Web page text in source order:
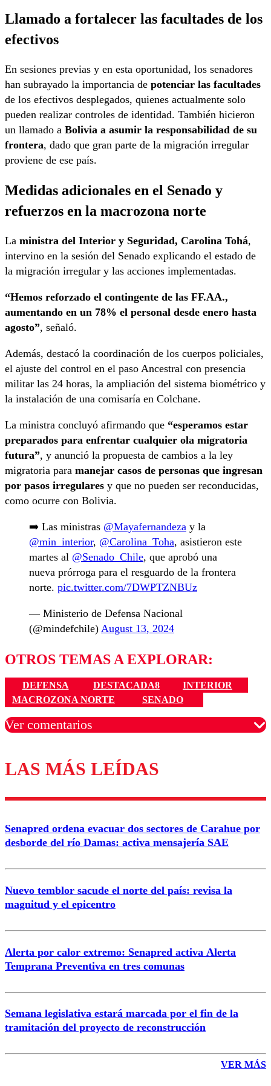
Llamado a fortalecer las facultades de los
efectivos
En sesiones previas y en esta oportunidad, los senadores
han subrayado la importancia de potenciar las facultades
de los efectivos desplegados, quienes actualmente solo
pueden realizar controles de identidad. También hicieron
un llamado a Bolivia a asumir la responsabilidad de su
frontera, dado que gran parte de la migración irregular
proviene de ese país.
Medidas adicionales en el Senado y
refuerzos en la macrozona norte
La ministra del Interior y Seguridad, Carolina Tohá,
intervino en la sesión del Senado explicando el estado de
la migración irregular y las acciones implementadas.
“Hemos reforzado el contingente de las FF.AA.,
aumentando en un 78% el personal desde enero hasta
agosto”, señaló.
Además, destacó la coordinación de los cuerpos policiales,
el ajuste del control en el paso Ancestral con presencia
militar las 24 horas, la ampliación del sistema biométrico y
la instalación de una comisaría en Colchane.
La ministra concluyó afirmando que “esperamos estar
preparados para enfrentar cualquier ola migratoria
futura”, y anunció la propuesta de cambios a la ley
migratoria para manejar casos de personas que ingresan
por pasos irregulares y que no pueden ser reconducidas,
como ocurre con Bolivia.
➡️ Las ministras @Mayafernandeza y la
@min_interior, @Carolina_Toha, asistieron este
martes al @Senado_Chile, que aprobó una
nueva prórroga para el resguardo de la frontera
norte. pic.twitter.com/7DWPTZNBUz
— Ministerio de Defensa Nacional
(@mindefchile) August 13, 2024
OTROS TEMAS A EXPLORAR:
DEFENSA DESTACADA8
INTERIOR
MACROZONA NORTE
SENADO
Ver comentarios
Los comentarios son moderados para garantizar un
diálogo respetuoso.
Correo
LAS MÁS LEÍDAS
Senapred ordena evacuar dos sectores de Carahue por
desborde del río Damas: activa mensajería SAE
Nuevo temblor sacude el norte del país: revisa la
magnitud y el epicentro
Alerta por calor extremo: Senapred activa Alerta
Temprana Preventiva en tres comunas
Semana legislativa estará marcada por el fin de la
tramitación del proyecto de reconstrucción
VER MÁS